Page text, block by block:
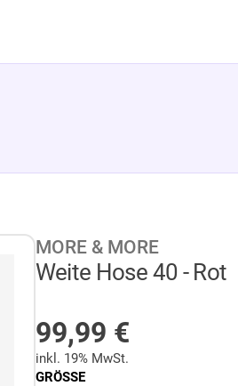
MORE & MORE
Weite Hose 40 - Rot
99,99 €
inkl. 19% MwSt.
GRÖSSE